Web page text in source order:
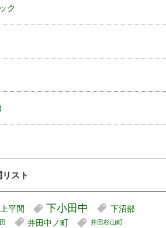
ク
スト
上平間 下小田中 下沼部
井田中ノ町 井田杉山町